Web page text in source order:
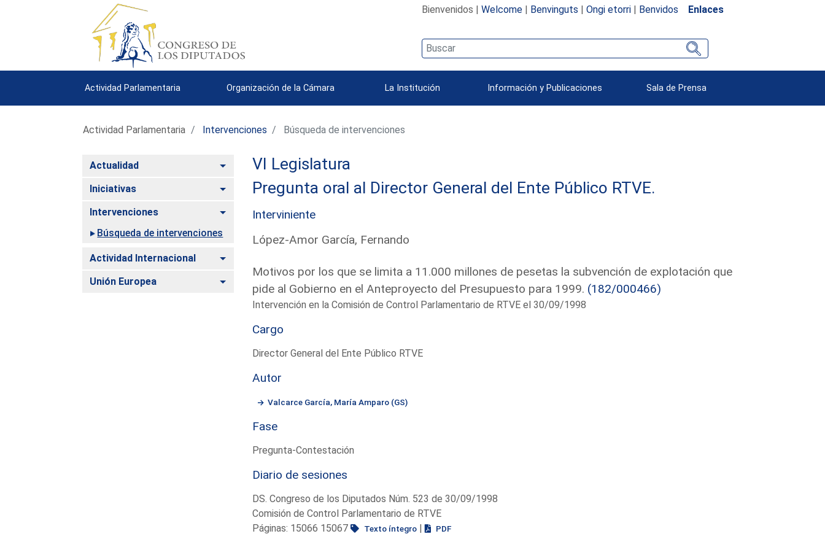
Bienvenidos | Welcome| Benvinguts | Ongi etorri| Benvidos Enlaces
Actividad Parlamentaria Organización de la Cámara La Institución Información y Publicaciones Sala de Prensa
Actividad Parlamentaria Intervenciones Búsqueda de intervenciones
Actualidad Alternar
Iniciativas Alternar
Intervenciones
Alternar
Búsqueda de intervenciones
Actividad Internacional Alternar
Unión Europea Alternar
VI Legislatura
Pregunta oral al Director General del Ente Público RTVE.
Interviniente
López-Amor García, Fernando
Motivos por los que se limita a 11.000 millones de pesetas la subvención de explotación que
pide al Gobierno en el Anteproyecto del Presupuesto para 1999. (182/000466)
Intervención en la Comisión de Control Parlamentario de RTVE el 30/09/1998
Cargo
Director General del Ente Público RTVE
Autor
Valcarce García, María Amparo (GS)
Fase
Pregunta-Contestación
Diario de sesiones
DS. Congreso de los Diputados Núm. 523 de 30/09/1998
Comisión de Control Parlamentario de RTVE
Páginas: 15066 15067
Texto íntegro| PDF